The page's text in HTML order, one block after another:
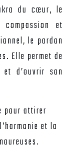
du cœur, le
et
le pardon
Elle permet de
d’ouvrir son
pour attirer
et la